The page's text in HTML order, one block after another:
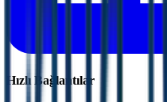
Hızlı Bağlantılar